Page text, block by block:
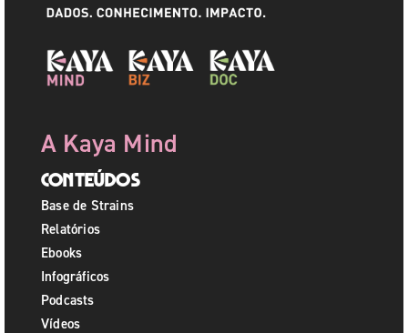
A Kaya Mind
Conteúdos
Base de Strains
Relatórios
Ebooks
Infográficos
Podcasts
Vídeos